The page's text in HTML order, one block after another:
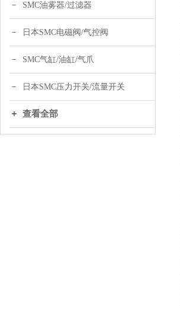
SMC油雾器/过滤器
日本SMC电磁阀/气控阀
SMC气缸/油缸/气爪
日本SMC压力开关/流量开关
查看全部